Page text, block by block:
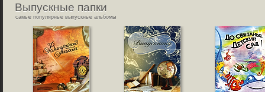
Выпускные папки
самые популярные выпускные альбомы